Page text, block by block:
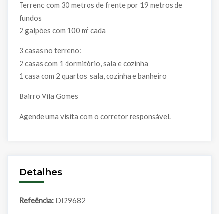
Terreno com 30 metros de frente por 19 metros de
fundos
2 galpões com 100 m² cada
3 casas no terreno:
2 casas com 1 dormitório, sala e cozinha
1 casa com 2 quartos, sala, cozinha e banheiro
Bairro Vila Gomes
Agende uma visita com o corretor responsável.
Detalhes
Refeência: DI29682